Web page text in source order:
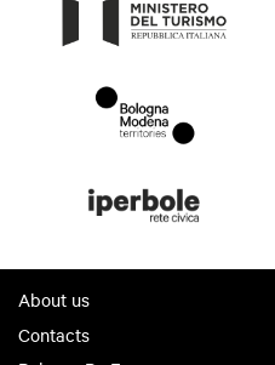
About us
Contacts